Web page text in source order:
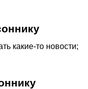
какие-то новости;